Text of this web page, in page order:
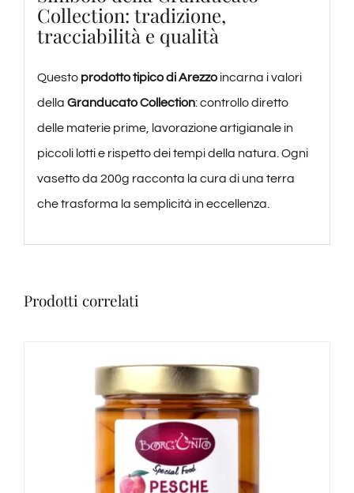
Collection: tradizione,
tracciabilità e qualità
Questo prodotto tipico di Arezzoincarna i valori
della Granducato Collection: controllo diretto
delle materie prime, lavorazione artigianale in
piccoli lotti e rispetto dei tempi della natura. Ogni
vasetto da 200g racconta la cura di una terra
che trasforma la semplicità in eccellenza.
Prodotti correlati